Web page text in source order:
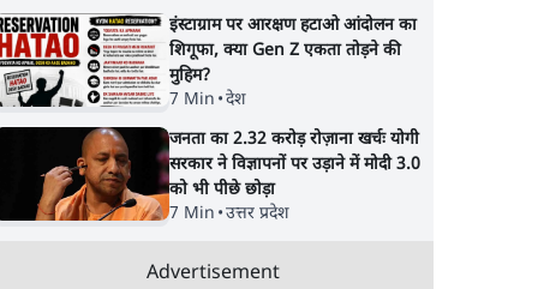
में
में
Satya Hindi News
बुलेटिन । 7 अगस्त, दोपहर 2
इंस्टाग्राम पर आरक्षण हटाओ आंदोलन का
शिगूफा, क्या Gen Z एकता तोड़ने की
मुहिम?
7 Min •देश
जनता का 2.32 करोड़ रोज़ाना खर्चः योगी
सरकार ने विज्ञापनों पर उड़ाने में मोदी 3.0
को भी पीछे छोड़ा
7 Min •उत्तर प्रदेश
Advertisement